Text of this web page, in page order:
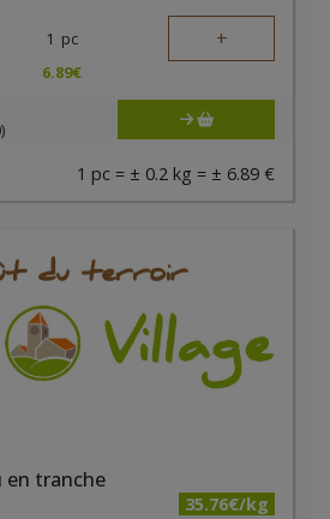
1 pc +
6.89€
1 pc = ± 0.2 kg = ± 6.89 €
en tranche
35.76€/kg